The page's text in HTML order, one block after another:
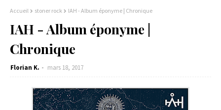
Accueil stoner rock IAH - Album éponyme | Chronique
IAH - Album éponyme |
Chronique
Florian K. mars 18, 2017